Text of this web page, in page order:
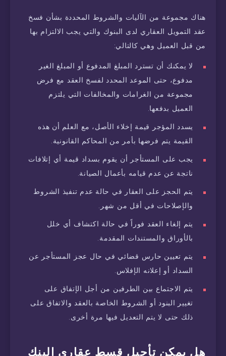
هناك مجموعة من الآليات والشروط المحددة بشأن فسخ
عقد التمويل العقاري لدى البنوك والتي يجب الالتزام بها
من قبل العميل وهي كالتالي:
لا يمكنك أن تسترد المبلغ المدفوع أو المبلغ الغير
مدفوع، حتى الموعد المحدد لفسخ العقد مع فرض
مجموعة من الغرامات والمخالفات التي يلتزم
العميل بدفعها.
يسدد المؤجر قيمة إخلاء الأصل، مع العلم أن هذه
القيمة يتم فرضها بأمر من المحاكم القانونية.
يجب على المستأجر أن يقوم بسداد قيمة أي إتلافات
ناتجة عن عدم قيامه بأعمال الصيانة.
يتم الحجز على العقار في حالة عدم تنفيذ الشروط
والإصلاحات في أقل من شهر.
يتم إلغاء العقد فوراً في حالة اكتشاف أي خلل
بالأوراق والمستندات المقدمة.
يتم تعيين حارس قضائي في حال عجز المستأجر عن
السداد أو إعلانه الإفلاس.
يتم الاجتماع بين الطرفين من أجل الإتفاق على
تغيير البنود أو الشروط الخاصة بالعقد والاتفاق على
ذلك حتى لا يتم التعديل فيها مرة أخرى.
هل يمكن تأجيل قسط عقاري البنك